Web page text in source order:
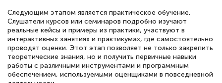
понятно! Проходила повышение
квалификации. Ещё раз - СПАСИБО!
Елена Петрикс
Следующим этапом является практическое обучение.
Слушатели курсов или семинаров подробно изучают
реальные кейсы и примеры из практики, участвуют в
интерактивных занятиях и практикумах, где самостоятельно
проводят оценки. Этот этап позволяет не только закрепить
теоретические знания, но и получить первичные навыки
работы с различными инструментами и программным
обеспечением, используемыми оценщиками в повседневной